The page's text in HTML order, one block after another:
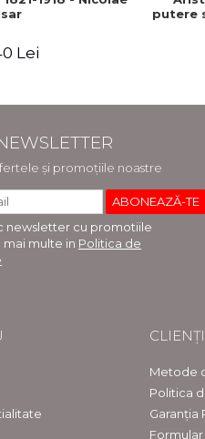
Lei
putere
și promoțiile noastre
newsletter cu promotiile
mai multe in Politica de
CLIENȚI
Metode
Politica
Garanția